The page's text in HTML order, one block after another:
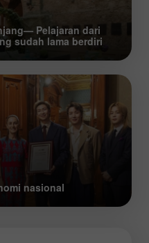
Pelajaran dari
sudah lama berdiri
nasional